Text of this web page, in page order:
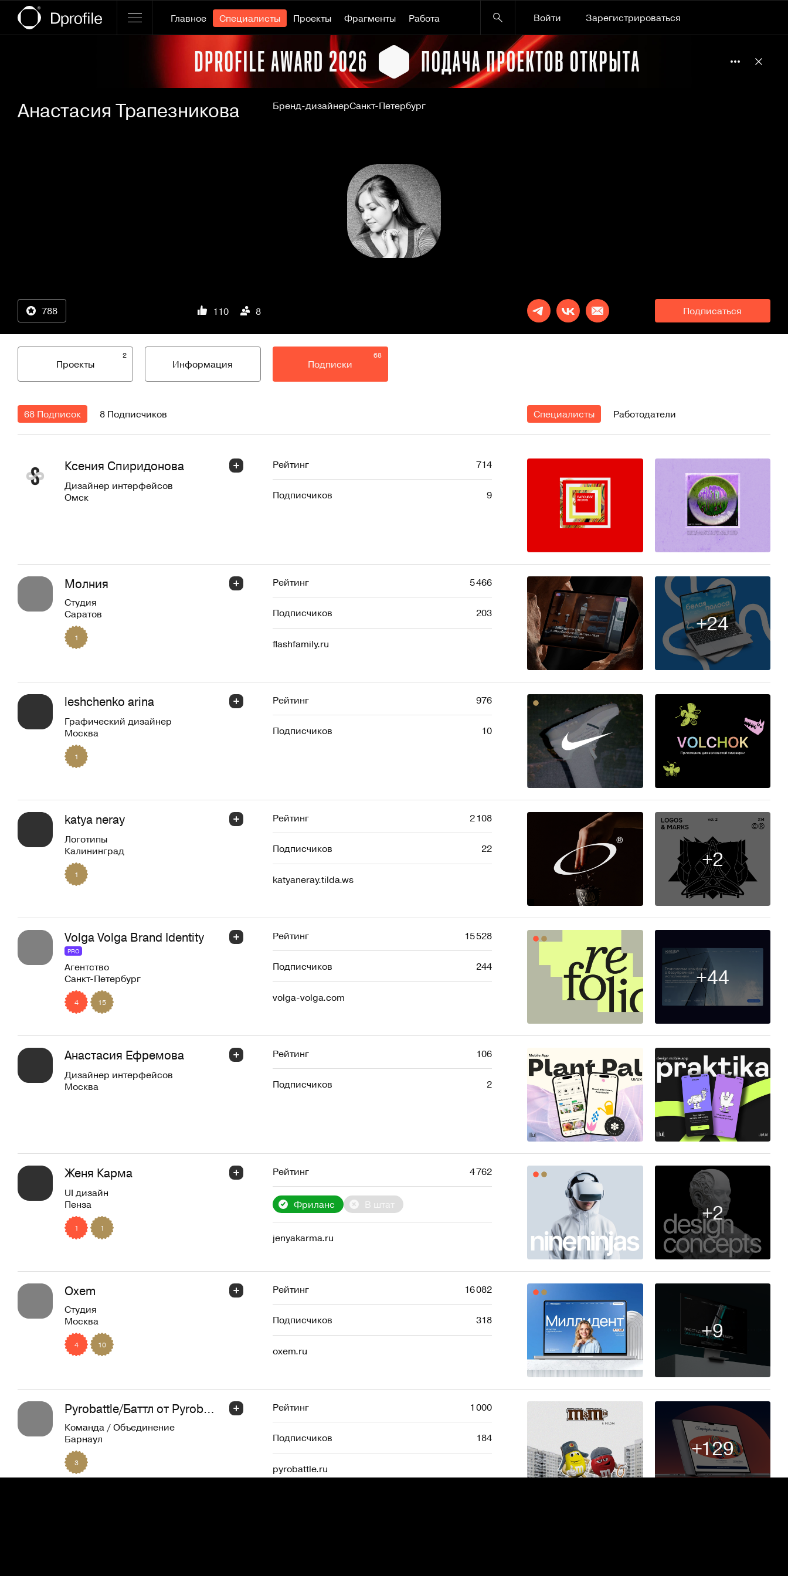
Главное Специалисты Проекты Фрагменты Работа Войти
Зарегистрироваться
Анастасия Трапезникова Бренд-дизайнерСанкт-Петербург
788 110 8 Подписаться
2
Проекты Информация
68
Подписки
68 Подписок 8 Подписчиков Специалисты Работодатели
Ксения Спиридонова
Дизайнер интерфейсов
Омск
Рейтинг 714
Подписчиков 9
Молния
Студия
Саратов
1
Рейтинг 5 466
Подписчиков 203
flashfamily.ru
19
+24
leshchenko arina
Графический дизайнер
Москва
1
Рейтинг 976
Подписчиков 10
katya neray
Логотипы
Калининград
1
Рейтинг 2 108
Подписчиков 22
katyaneray.tilda.ws
+2
Volga Volga Brand Identity
PRO
Агентство
Санкт-Петербург
4 15
Рейтинг 15 528
Подписчиков 244
volga-volga.com
185
+44
Анастасия Ефремова
Дизайнер интерфейсов
Москва
Рейтинг 106
Подписчиков 2
14
Женя Карма
UI дизайн
Пенза
1 1
Рейтинг 4 762
Фриланс В штат
jenyakarma.ru
390
+2
Oxem
Студия
Москва
4 10
Рейтинг 16 082
Подписчиков 318
oxem.ru
174
+9
Pyrobattle/Баттл от Pyrobyte
Команда / Объединение
Барнаул
3
Рейтинг 1 000
Подписчиков 184
pyrobattle.ru
41
+129